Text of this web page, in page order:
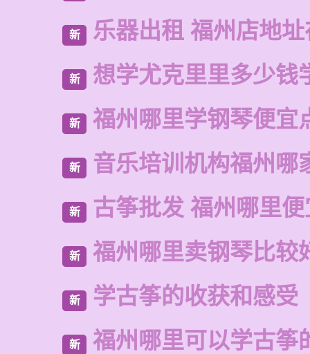
新 乐器出租 福州店地
新 想学尤克里里多少钱
新 福州哪里学钢琴便宜
新 音乐培训机构福州哪
新 古筝批发 福州哪里
新 福州哪里卖钢琴比较
新 学古筝的收获和感受
新 福州哪里可以学古筝